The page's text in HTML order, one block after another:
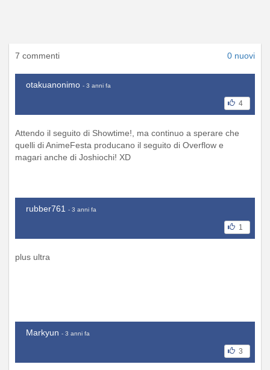
7 commenti 0 nuovi
otakuanonimo - 3 anni fa
4
Attendo il seguito di Showtime!, ma continuo a sperare che
quelli di AnimeFesta producano il seguito di Overflow e
magari anche di Joshiochi! XD
rubber761 - 3 anni fa
1
plus ultra
Markyun - 3 anni fa
3